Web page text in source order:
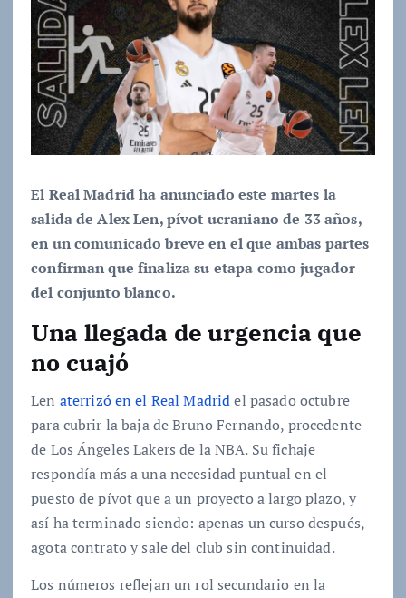
El Real Madrid ha anunciado este martes la
salida de Alex Len, pívot ucraniano de 33 años,
en un comunicado breve en el que ambas partes
confirman que finaliza su etapa como jugador
del conjunto blanco.
Una llegada de urgencia que
no cuajó
Len aterrizó en el Real Madridel pasado octubre
para cubrir la baja de Bruno Fernando, procedente
de Los Ángeles Lakers de la NBA. Su fichaje
respondía más a una necesidad puntual en el
puesto de pívot que a un proyecto a largo plazo, y
así ha terminado siendo: apenas un curso después,
agota contrato y sale del club sin continuidad.
Los números reflejan un rol secundario en la